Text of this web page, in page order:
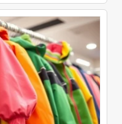
nie wciska nam
się dowiedziałam —
chwilę.